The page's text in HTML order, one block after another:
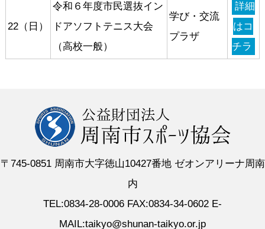
22（日）
令和６年度市民選抜イン
ドアソフトテニス大会
（高校一般）
学び・交流
プラザ
詳細
はコ
チラ
〒745-0851 周南市大字徳山10427番地 ゼオンアリーナ周南
内
TEL:0834-28-0006 FAX:0834-34-0602 E-
MAIL:taikyo@shunan-taikyo.or.jp